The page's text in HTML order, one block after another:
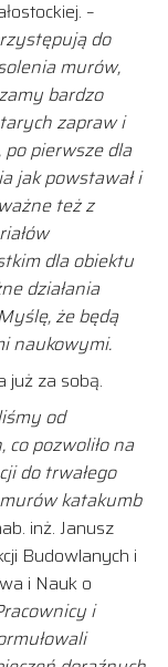
–
do
murów,
bardzo
zapraw i
po pierwsze dla
jak powstawał i
też z
dla obiektu
działania
że będą
naukowymi.
już za sobą.
od
pozwoliło na
do trwałego
katakumb
inż. Janusz
Budowlanych i
i Nauk o
i